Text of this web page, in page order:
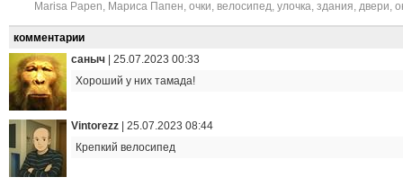
Marisa Papen, Мариса Папен, очки, велосипед, улочка, здания, двери,
комментарии
саныч
25.07.2023 00:33
Хороший у них тамада!
Vintorezz
25.07.2023 08:44
Крепкий велосипед